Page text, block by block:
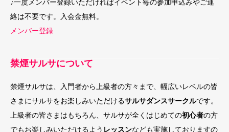
♪一度メンバー登録いただければイベント毎の参加申込みやご連
絡は不要です。入会金無料。
メンバー登録
禁煙サルサについて
禁煙サルサは、入門者から上級者の方々まで、幅広いレベルの皆
さまにサルサをお楽しみいただけるサルサダンスサークルです。
上級者の皆さまはもちろん、サルサが全くはじめての初心者の方
でもお楽しみいただけるよう レッスンなども実施しておりますの